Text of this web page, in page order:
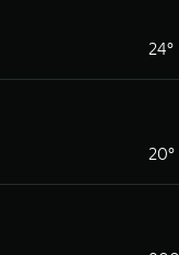
24°
20°